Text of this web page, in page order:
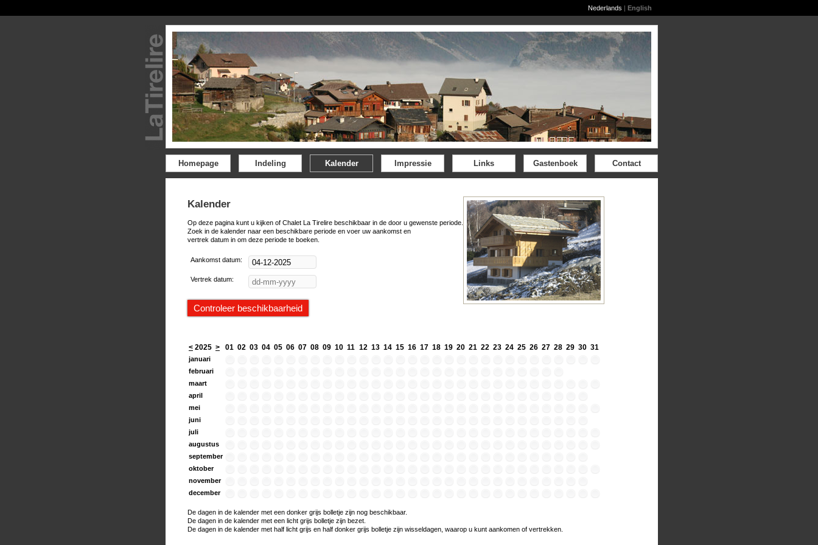
Nederlands | English
Homepage Indeling Kalender Impressie Links Gastenboek Contact
Kalender
Op deze pagina kunt u kijken of Chalet La Tirelire beschikbaar in de door u gewenste periode.
Zoek in de kalender naar een beschikbare periode en voer uw aankomst en
vertrek datum in om deze periode te boeken.
Aankomst datum:
Vertrek datum:
< 2025 > 01 02 03 04 05 06 07 08 09 10 11 12 13 14 15 16 17 18 19 20 21 22 23 24 25 26 27 28 29 30 31
januari
februari
maart
april
mei
juni
juli
augustus
september
oktober
november
december
De dagen in de kalender met een donker grijs bolletje zijn nog beschikbaar.
De dagen in de kalender met een licht grijs bolletje zijn bezet.
De dagen in de kalender met half licht grijs en half donker grijs bolletje zijn wisseldagen, waarop u kunt aankomen of vertrekken.